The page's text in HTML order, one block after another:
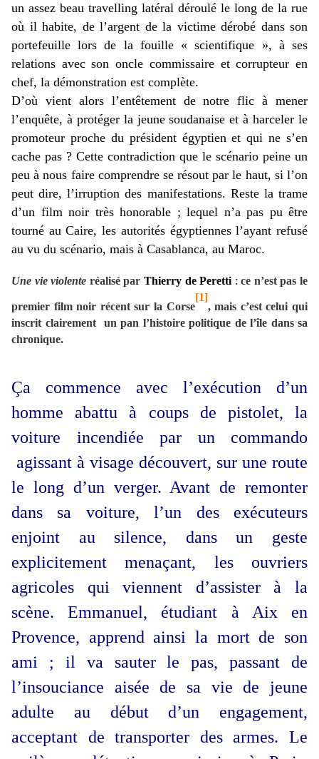
un assez beau travelling latéral déroulé le long de la rue
où il habite, de l’argent de la victime dérobé dans son
portefeuille lors de la fouille « scientifique », à ses
relations avec son oncle commissaire et corrupteur en
chef, la démonstration est complète.
D’où vient alors l’entêtement de notre flic à mener
l’enquête, à protéger la jeune soudanaise et à harceler le
promoteur proche du président égyptien et qui ne s’en
cache pas ? Cette contradiction que le scénario peine un
peu à nous faire comprendre se résout par le haut, si l’on
peut dire, l’irruption des manifestations. Reste la trame
d’un film noir très honorable ; lequel n’a pas pu être
tourné au Caire, les autorités égyptiennes l’ayant refusé
au vu du scénario, mais à Casablanca, au Maroc.
Une vie violente réalisé par Thierry de Peretti:ce n’est pas le
premier film noir récent sur la Corse
[1]
, mais c’est celui qui
inscrit clairement un pan l’histoire politique de l’île dans sa
chronique.
Ça commence avec l’exécution d’un
homme abattu à coups de pistolet, la
voiture incendiée par un commando
agissant à visage découvert, sur une route
le long d’un verger. Avant de remonter
dans sa voiture, l’un des exécuteurs
enjoint au silence, dans un geste
explicitement menaçant, les ouvriers
agricoles qui viennent d’assister à la
scène. Emmanuel, étudiant à Aix en
Provence, apprend ainsi la mort de son
ami ; il va sauter le pas, passant de
l’insouciance aisée de sa vie de jeune
adulte au début d’un engagement,
acceptant de transporter des armes. Le